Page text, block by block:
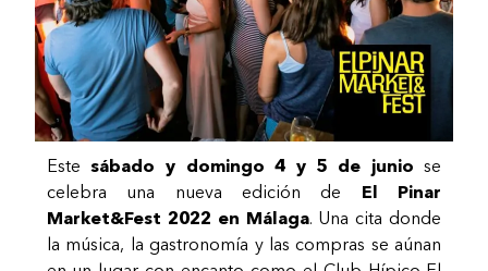
Estesábado y domingo 4 y 5 de junio se
celebra una nueva edición de El Pinar
Market&Fest 2022 en Málaga. Una cita donde
la música, la gastronomía y las compras se aúnan